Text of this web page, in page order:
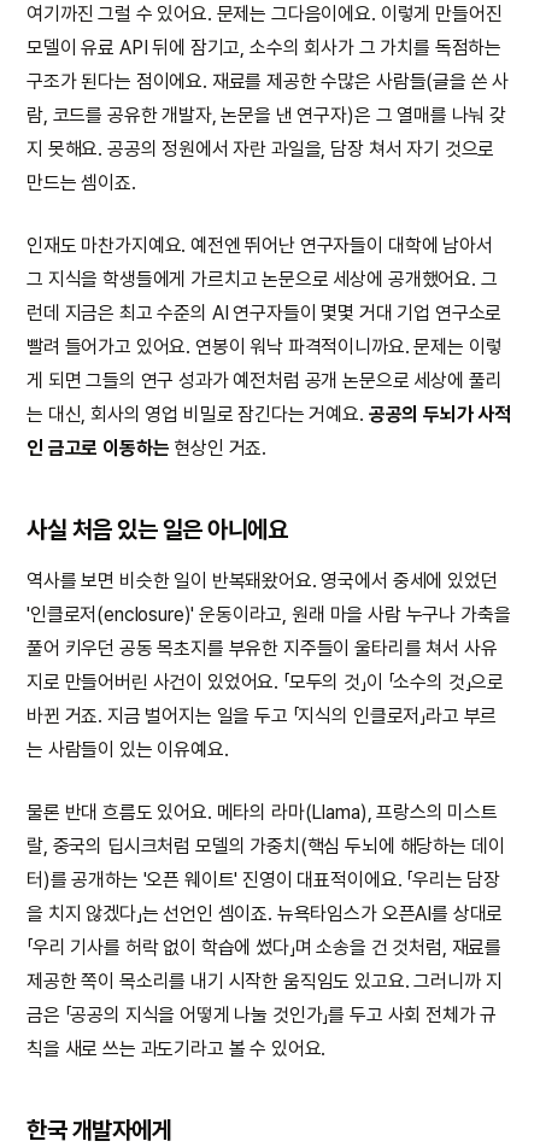
여기까진 그럴 수 있어요. 문제는 그다음이에요. 이렇게 만들어진
모델이 유료 API 뒤에 잠기고, 소수의 회사가 그 가치를 독점하는
구조가 된다는 점이에요. 재료를 제공한 수많은 사람들(글을 쓴 사
람, 코드를 공유한 개발자, 논문을 낸 연구자)은 그 열매를 나눠 갖
지 못해요. 공공의 정원에서 자란 과일을, 담장 쳐서 자기 것으로
만드는 셈이죠.
인재도 마찬가지예요. 예전엔 뛰어난 연구자들이 대학에 남아서
그 지식을 학생들에게 가르치고 논문으로 세상에 공개했어요. 그
런데 지금은 최고 수준의 AI 연구자들이 몇몇 거대 기업 연구소로
빨려 들어가고 있어요. 연봉이 워낙 파격적이니까요. 문제는 이렇
게 되면 그들의 연구 성과가 예전처럼 공개 논문으로 세상에 풀리
는 대신, 회사의 영업 비밀로 잠긴다는 거예요. 공공의 두뇌가 사적
인 금고로 이동하는 현상인 거죠.
사실 처음 있는 일은 아니에요
역사를 보면 비슷한 일이 반복돼왔어요. 영국에서 중세에 있었던
'인클로저(enclosure)' 운동이라고, 원래 마을 사람 누구나 가축을
풀어 키우던 공동 목초지를 부유한 지주들이 울타리를 쳐서 사유
지로 만들어버린 사건이 있었어요. 「모두의 것」이 「소수의 것」으로
바뀐 거죠. 지금 벌어지는 일을 두고 「지식의 인클로저」라고 부르
는 사람들이 있는 이유예요.
물론 반대 흐름도 있어요. 메타의 라마(Llama), 프랑스의 미스트
랄, 중국의 딥시크처럼 모델의 가중치(핵심 두뇌에 해당하는 데이
터)를 공개하는 '오픈 웨이트' 진영이 대표적이에요. 「우리는 담장
을 치지 않겠다」는 선언인 셈이죠. 뉴욕타임스가 오픈AI를 상대로
「우리 기사를 허락 없이 학습에 썼다」며 소송을 건 것처럼, 재료를
제공한 쪽이 목소리를 내기 시작한 움직임도 있고요. 그러니까 지
금은 「공공의 지식을 어떻게 나눌 것인가」를 두고 사회 전체가 규
칙을 새로 쓰는 과도기라고 볼 수 있어요.
한국 개발자에게